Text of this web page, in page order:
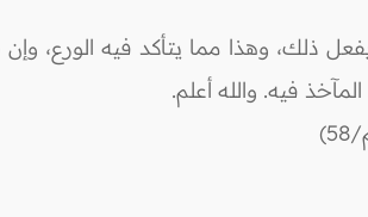
ذلك، وهذا مما يتأكد فيه الورع،
فيه. والله أعلم.